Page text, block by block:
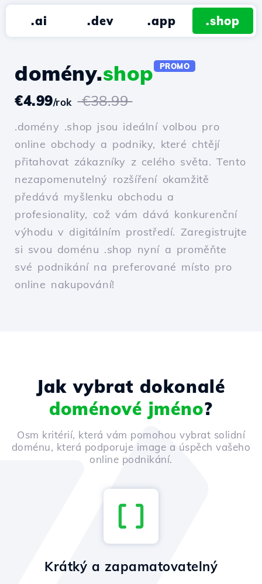
.ai .dev .app .shop
domény.shop PROMO
€4.99/rok €38.99
.domény .shop jsou ideální volbou pro
online obchody a podniky, které chtějí
přitahovat zákazníky z celého světa. Tento
nezapomenutelný rozšíření okamžitě
předává myšlenku obchodu a
profesionality, což vám dává konkurenční
výhodu v digitálním prostředí. Zaregistrujte
si svou doménu .shop nyní a proměňte
své podnikání na preferované místo pro
online nakupování!
Jak vybrat dokonalé
doménové jméno?
Osm kritérií, která vám pomohou vybrat solidní
doménu, která podporuje image a úspěch vašeho
online podnikání.
Krátký a zapamatovatelný